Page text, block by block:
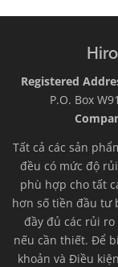
Registered
P.O. Box
Tất cả các sản
đều có mức độ
phù hợp cho tất
hơn số tiền đầu tư
đầy đủ các rủi
nếu cần thiết. Để
khoản và Điều